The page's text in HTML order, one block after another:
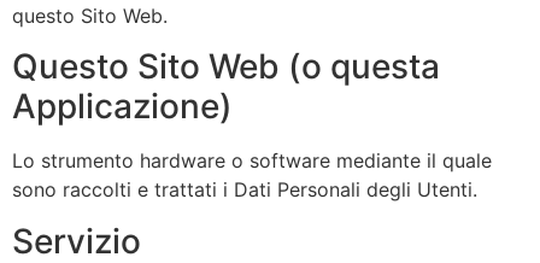
questo Sito Web.
Questo Sito Web (o questa
Applicazione)
Lo strumento hardware o software mediante il quale
sono raccolti e trattati i Dati Personali degli Utenti.
Servizio